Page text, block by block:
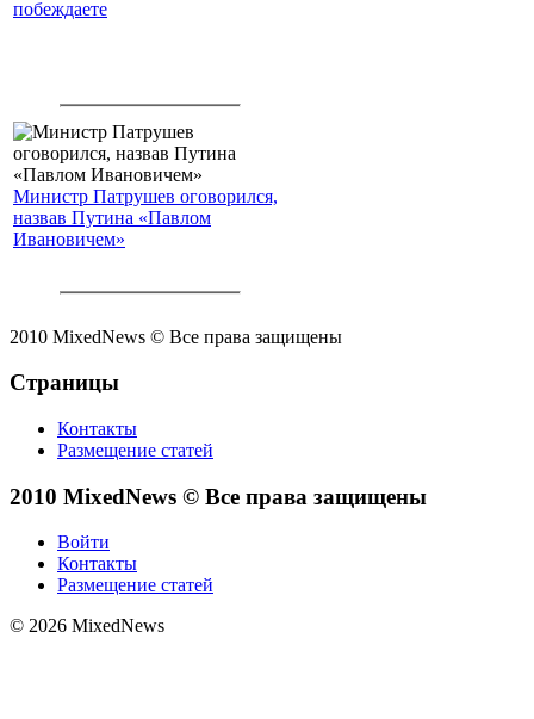
побеждаете
Министр Патрушев оговорился,
назвав Путина «Павлом
Ивановичем»
2010 MixedNews © Все права защищены
Страницы
Контакты
Размещение статей
2010 MixedNews © Все права защищены
Войти
Контакты
Размещение статей
© 2026 MixedNews